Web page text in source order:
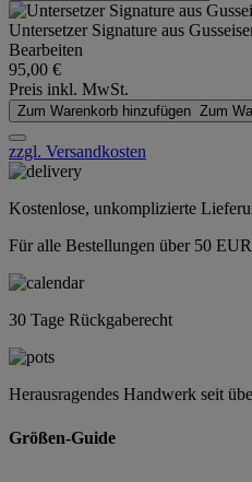
Untersetzer Signature aus
Bearbeiten
95,00 €
Preis inkl. MwSt.
Zum Warenkorb hinzufügen Zum
zzgl. Versandkosten
Kostenlose, unkomplizierte
Für alle Bestellungen über 50
30 Tage Rückgaberecht
Herausragendes Handwerk seit
Größen-Guide